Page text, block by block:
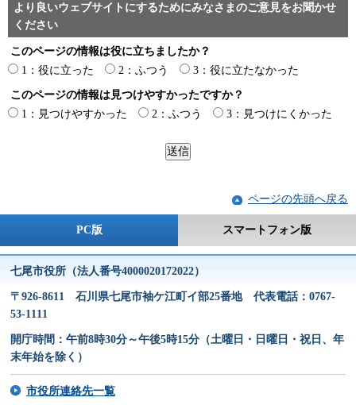
より良いウェブサイトにするためにみなさまのご意見をお聞かせ
ください
このページの情報は役に立ちましたか？
1：役に立った
2：ふつう 3：役に立たなかった
このページの情報は見つけやすかったですか？
1：見つけやすかった
2：ふつう 3：見つけにくかった
ページの先頭へ戻る
PC版 スマートフォン版
七尾市役所（法人番号4000020172022）
〒926-8611 石川県七尾市袖ケ江町イ部25番地 代表電話：0767-
53-1111
開庁時間：午前8時30分～午後5時15分（土曜日・日曜日・祝日、年
末年始を除く）
市役所連絡先一覧